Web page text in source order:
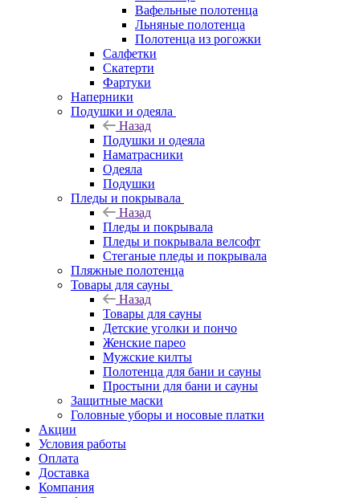
Вафельные полотенца
Льняные полотенца
Полотенца из рогожки
Салфетки
Скатерти
Фартуки
Наперники
Подушки и одеяла
Назад
Подушки и одеяла
Наматрасники
Одеяла
Подушки
Пледы и покрывала
Назад
Пледы и покрывала
Пледы и покрывала велсофт
Стеганые пледы и покрывала
Пляжные полотенца
Товары для сауны
Назад
Товары для сауны
Детские уголки и пончо
Женские парео
Мужские килты
Полотенца для бани и сауны
Простыни для бани и сауны
Защитные маски
Головные уборы и носовые платки
Акции
Условия работы
Оплата
Доставка
Компания